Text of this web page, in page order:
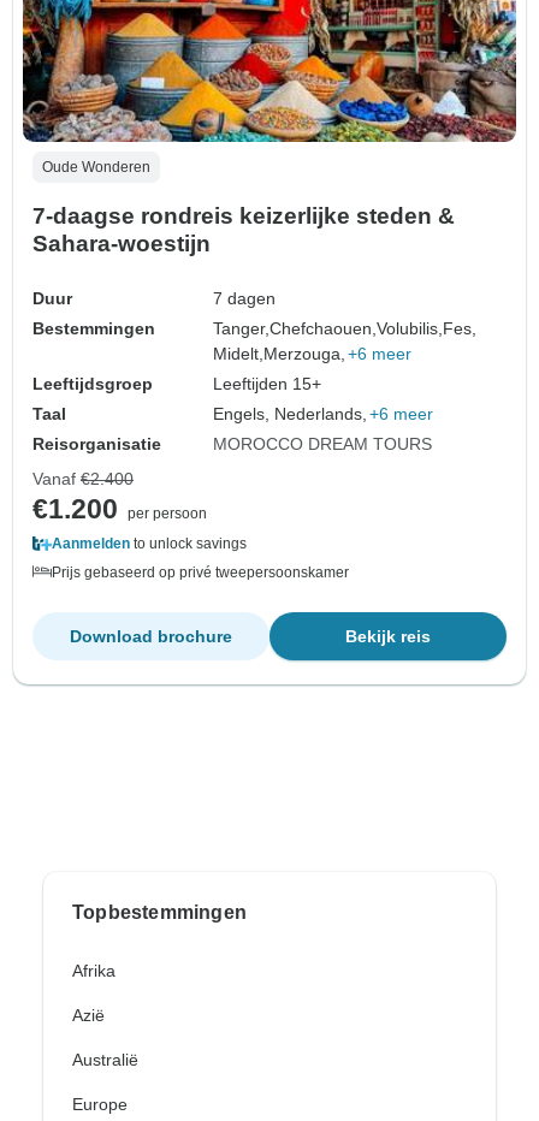
Oude Wonderen
7-daagse rondreis keizerlijke steden &
Sahara-woestijn
Duur
7 dagen
Bestemmingen
Tanger,Chefchaouen,Volubilis,Fes,
Midelt,Merzouga, +6 meer
Leeftijdsgroep
Leeftijden 15+
Taal
Engels, Nederlands, +6 meer
Reisorganisatie
MOROCCO DREAM TOURS
Vanaf €2.400
€1.200
per persoon
Aanmelden to unlock savings
Prijs gebaseerd op privé tweepersoonskamer
Bekijk reis
Download brochure
Topbestemmingen
Afrika
Azië
Australië
Europe